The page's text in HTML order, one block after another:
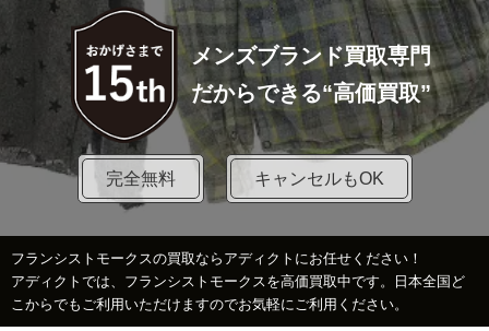
メンズブランド買取専門
だからできる“高価買取”
完全無料 キャンセルもOK
フランシストモークスの買取ならアディクトにお任せください！
アディクトでは、フランシストモークスを高価買取中です。日本全国ど
こからでもご利用いただけますのでお気軽にご利用ください。